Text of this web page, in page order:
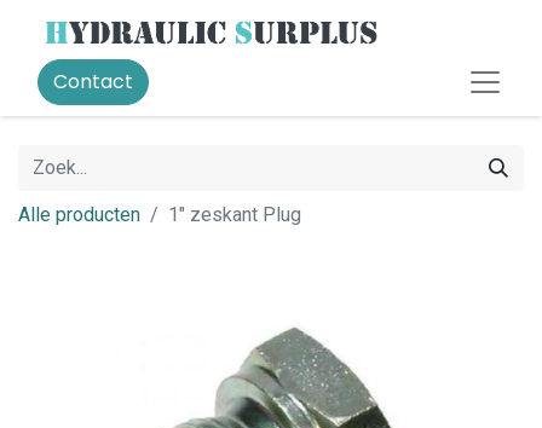
Contact
Alle producten 1" zeskant Plug